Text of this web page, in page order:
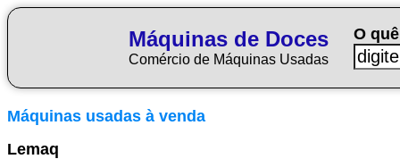
Máquinas de Doces
Comércio de Máquinas Usadas
O
Máquinas usadas à venda
Lemaq